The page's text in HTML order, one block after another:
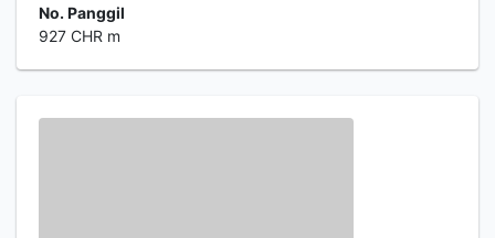
No. Panggil
927 CHR m